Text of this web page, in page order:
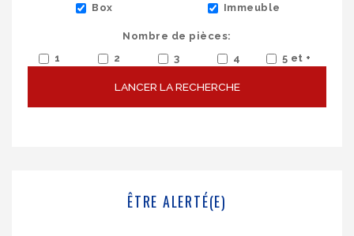
Box
Immeuble
Nombre de pièces:
1
2 3 4 5 et +
LANCER LA RECHERCHE
ÊTRE ALERTÉ(E)